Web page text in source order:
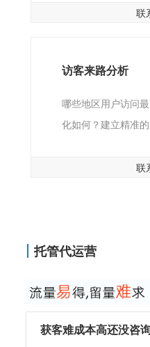
联
访客来路分析
哪些地区用户访问
化如何？建立精准
联
托管代运营
获客难成本高还没咨